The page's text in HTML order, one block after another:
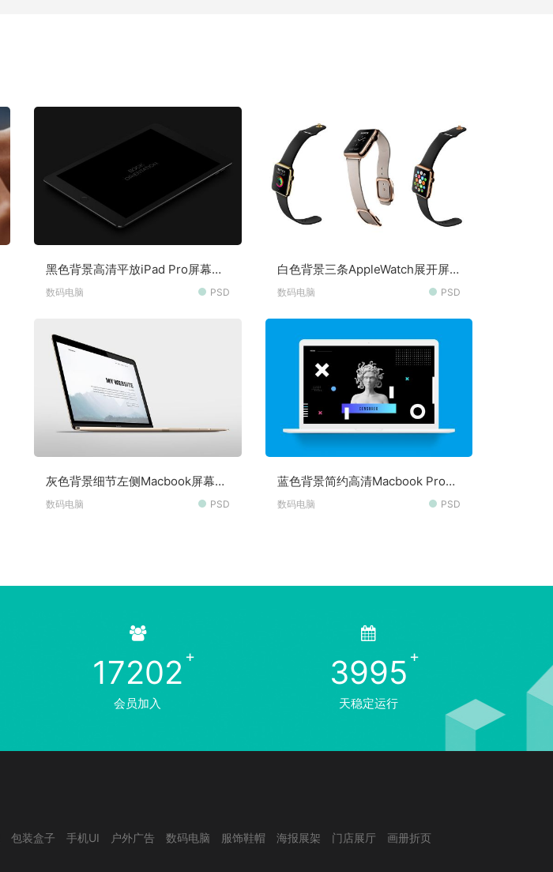
黑色背景高清平放iPad Pro屏幕细
节展示样机贴图素材
数码电脑 PSD
白色背景三条AppleWatch展开屏
幕细节贴图样机素材
数码电脑 PSD
灰色背景细节左侧Macbook屏幕可
切换样机贴图样机素材
数码电脑 PSD
蓝色背景简约高清Macbook Pro桌
面展示样机素材
数码电脑 PSD
17202
会员加入
3995
天稳定运行
包装盒子 手机UI 户外广告 数码电脑 服饰鞋帽 海报展架 门店展厅
画册折页